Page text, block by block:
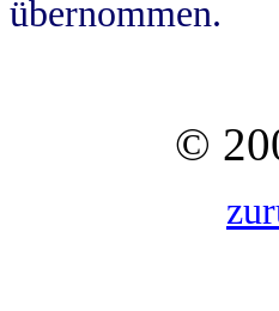
übernommen.
©